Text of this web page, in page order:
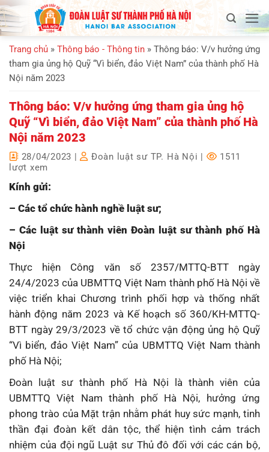
Bỏ
qua
nội
dung
Trang chủ » Thông báo - Thông tin » Thông báo: V/v hưởng ứng
tham gia ủng hộ Quỹ “Vì biển, đảo Việt Nam” của thành phố Hà
Nội năm 2023
Thông báo: V/v hưởng ứng tham gia ủng hộ
Quỹ “Vì biển, đảo Việt Nam” của thành phố Hà
Nội năm 2023
28/04/2023 | Đoàn luật sư TP. Hà Nội |
1511
lượt xem
Kính gửi:
– Các tổ chức hành nghề luật sư;
– Các luật sư thành viên Đoàn luật sư thành phố Hà
Nội
Thực hiện Công văn số 2357/MTTQ-BTT ngày
24/4/2023 của UBMTTQ Việt Nam thành phố Hà Nội về
việc triển khai Chương trình phối hợp và thống nhất
hành động năm 2023 và Kế hoạch số 360/KH-MTTQ-
BTT ngày 29/3/2023 về tổ chức vận động ủng hộ Quỹ
“Vì biển, đảo Việt Nam” của UBMTTQ Việt Nam thành
phố Hà Nội;
Đoàn luật sư thành phố Hà Nội là thành viên của
UBMTTQ Việt Nam thành phố Hà Nội, hưởng ứng
phong trào của Mặt trận nhằm phát huy sức mạnh, tinh
thần đại đoàn kết dân tộc, thể hiện tình cảm trách
nhiệm của đội ngũ Luật sư Thủ đô đối với các cán bộ,